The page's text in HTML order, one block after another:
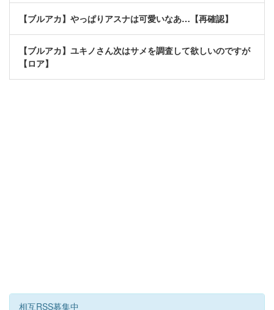
【ブルアカ】やっぱりアスナは可愛いなあ…【再確認】
【ブルアカ】ユキノさん次はサメを調査して欲しいのですが
【ロア】
相互RSS募集中